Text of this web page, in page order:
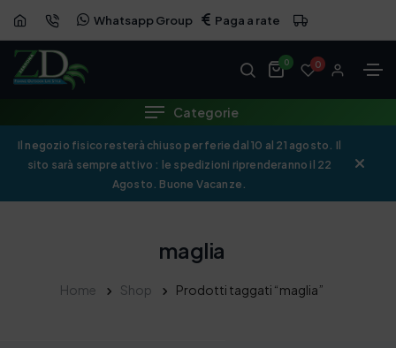
Whatsapp Group Paga a rate
0 0
Categorie
Il negozio fisico resterà chiuso per ferie dal 10 al 21 agosto. Il
sito sarà sempre attivo : le spedizioni riprenderanno il 22
Agosto. Buone Vacanze.
maglia
Home Shop Prodotti taggati “maglia”